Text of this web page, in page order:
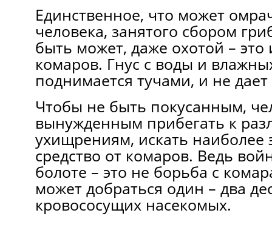
Единственное, что может
человека, занятого сбором
быть может, даже охотой – это
комаров. Гнус с воды и
поднимается тучами, и не
Чтобы не быть покусанным,
вынужденным прибегать к
ухищрениям, искать наиболее
средство от комаров. Ведь
болоте – это не борьба с
может добраться один – два
кровососущих насекомых.